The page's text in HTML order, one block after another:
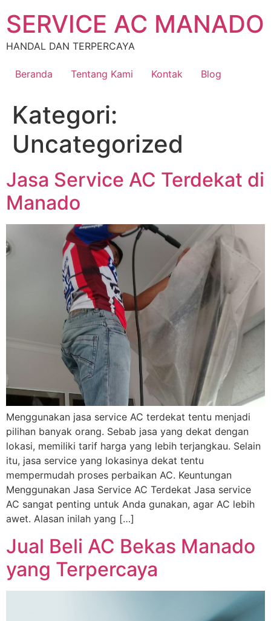
ke
konten
SERVICE AC MANADO
HANDAL DAN TERPERCAYA
Beranda Tentang Kami Kontak Blog
Kategori:
Uncategorized
Jasa Service AC Terdekat di
Manado
Menggunakan jasa service AC terdekat tentu menjadi
pilihan banyak orang. Sebab jasa yang dekat dengan
lokasi, memiliki tarif harga yang lebih terjangkau. Selain
itu, jasa service yang lokasinya dekat tentu
mempermudah proses perbaikan AC. Keuntungan
Menggunakan Jasa Service AC Terdekat Jasa service
AC sangat penting untuk Anda gunakan, agar AC lebih
awet. Alasan inilah yang […]
Jual Beli AC Bekas Manado
yang Terpercaya